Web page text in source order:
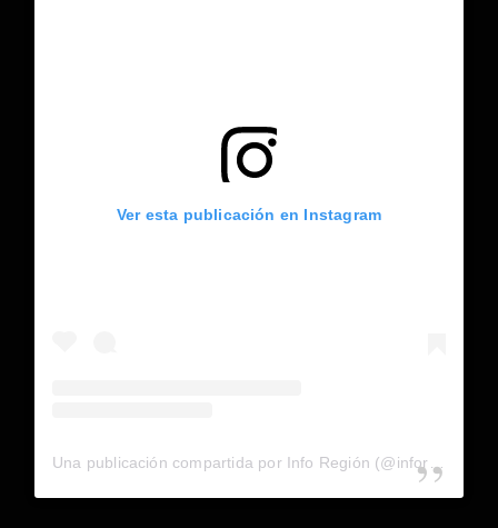
Ver esta publicación en Instagram
Una publicación compartida por Info Región (@inforegion_redes)